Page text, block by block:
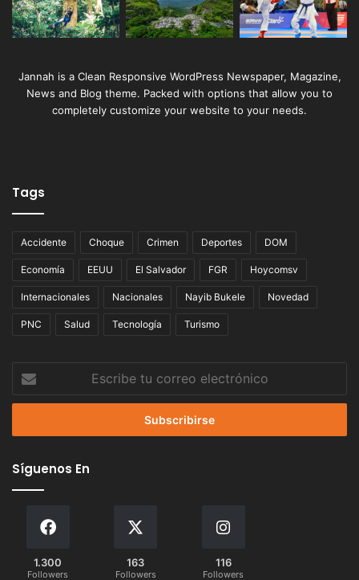
Jannah is a Clean Responsive WordPress Newspaper, Magazine,
News and Blog theme. Packed with options that allow you to
completely customize your website to your needs.
Tags
Accidente Choque Crimen Deportes DOM
Economía EEUU El Salvador FGR Hoycomsv
Internacionales Nacionales Nayib Bukele Novedad
PNC Salud Tecnología Turismo
correo
Síguenos En
1.300
Followers
163
Followers
116
Followers